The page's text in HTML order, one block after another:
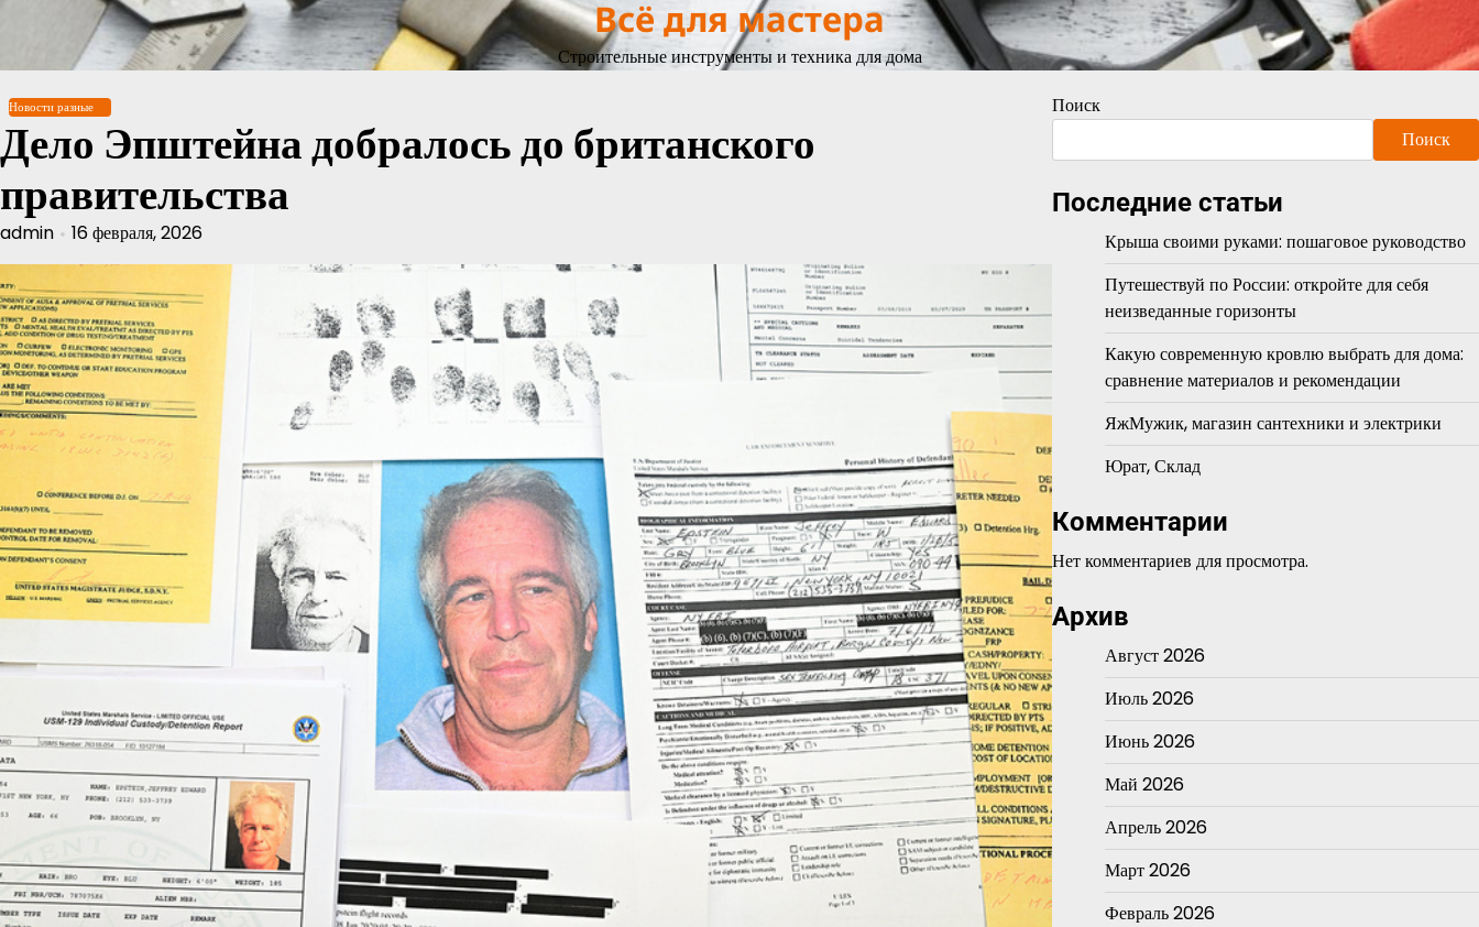
содержимому
Всё для мастера
Строительные инструменты и техника для дома
Новости разные
Дело Эпштейна добралось до британского
правительства
admin 16 февраля, 2026
Поиск
Поиск
Последние статьи
Крыша своими руками: пошаговое руководство
Путешествуй по России: откройте для себя
неизведанные горизонты
Какую современную кровлю выбрать для дома:
сравнение материалов и рекомендации
ЯжМужик, магазин сантехники и электрики
Юрат, Склад
Комментарии
Нет комментариев для просмотра.
Архив
Август 2026
Июль 2026
Июнь 2026
Май 2026
Апрель 2026
Март 2026
Февраль 2026